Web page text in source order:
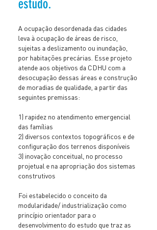
estudo.
A ocupação desordenada das cidades
leva à ocupação de áreas de risco,
sujeitas a deslizamento ou inundação,
por habitações precárias. Esse projeto
atende aos objetivos da CDHU com a
desocupação dessas áreas e construção
de moradias de qualidade, a partir das
seguintes premissas:
1) rapidez no atendimento emergencial
das famílias
2) diversos contextos topográficos e de
configuração dos terrenos disponíveis
3) inovação conceitual, no processo
projetual e na apropriação dos sistemas
construtivos
Foi estabelecido o conceito da
modularidade/ industrialização como
princípio orientador para o
desenvolvimento do estudo que traz as